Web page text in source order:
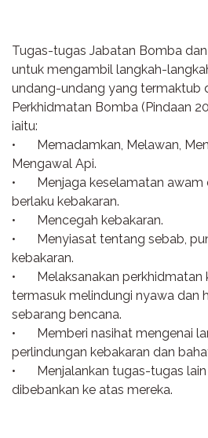
Tugas-tugas Jabatan Bomba
untuk mengambil langkah-
undang-undang yang termaktub
Perkhidmatan Bomba (Pindaan
iaitu:
•
Memadamkan, Melawan,
Mengawal Api.
•
Menjaga keselamatan awam
berlaku kebakaran.
•
Mencegah kebakaran.
•
Menyiasat tentang sebab,
kebakaran.
•
Melaksanakan perkhidmatan
termasuk melindungi nyawa dan
sebarang bencana.
•
Memberi nasihat mengenai
perlindungan kebakaran dan
•
Menjalankan tugas-tugas
dibebankan ke atas mereka.